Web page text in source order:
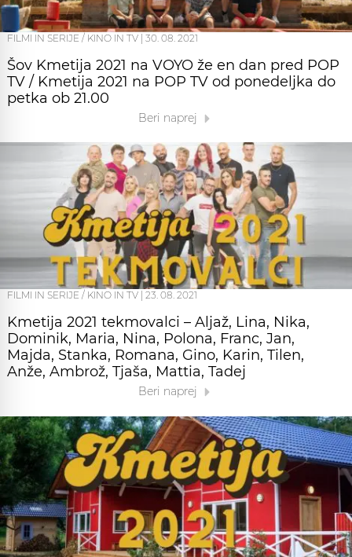
FILMI IN SERIJE / KINO IN TV | 30. 08. 2021
Šov Kmetija 2021 na VOYO že en dan pred POP
TV / Kmetija 2021 na POP TV od ponedeljka do
petka ob 21.00
Beri naprej
FILMI IN SERIJE / KINO IN TV 23. 08. 2021
Kmetija 2021 tekmovalci – Aljaž, Lina, Nika,
Dominik, Maria, Nina, Polona, Franc, Jan,
Majda, Stanka, Romana, Gino, Karin, Tilen,
Anže, Ambrož, Tjaša, Mattia, Tadej
Beri naprej